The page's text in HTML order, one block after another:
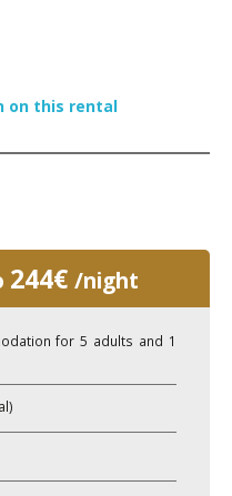
on this rental
244€ /night
for 5 adults and 1